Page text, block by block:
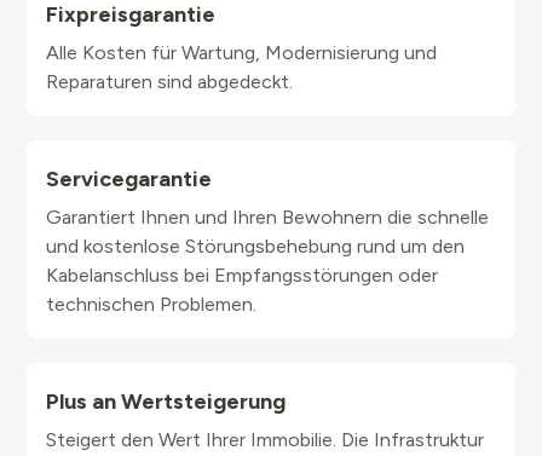
Fixpreisgarantie
Alle Kosten für Wartung, Modernisierung und
Reparaturen sind abgedeckt.
Servicegarantie
Garantiert Ihnen und Ihren Bewohnern die schnelle
und kostenlose Störungsbehebung rund um den
Kabelanschluss bei Empfangsstörungen oder
technischen Problemen.
Plus an Wertsteigerung
Steigert den Wert Ihrer Immobilie. Die Infrastruktur